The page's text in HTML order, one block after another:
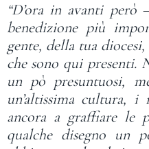
“D’ora in avanti però
benedizione più
gente, della tua
che sono qui presenti.
un pò presuntuosi,
un’altissima cultura,
ancora a graffiare le
qualche disegno un